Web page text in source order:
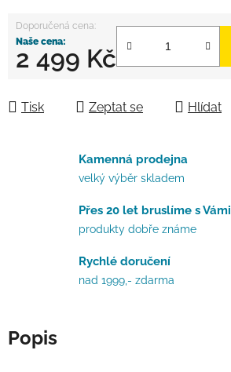
2 499 Kč
Tisk Zeptat se Hlídat
Kamenná prodejna
velký výběr skladem
Přes 20 let bruslíme s Vámi
produkty dobře známe
Rychlé doručení
nad 1999,- zdarma
Popis